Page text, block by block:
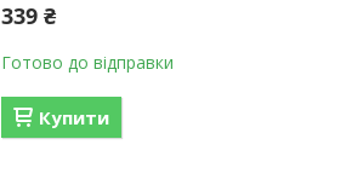
339 ₴
Готово до відправки
Купити